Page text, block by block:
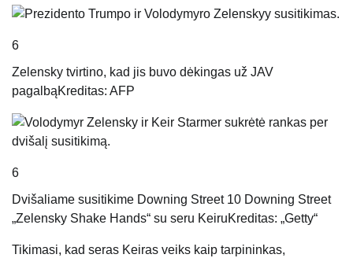
6
Zelensky tvirtino, kad jis buvo dėkingas už JAV
pagalbąKreditas: AFP
6
Dvišaliame susitikime Downing Street 10 Downing Street
„Zelensky Shake Hands“ su seru KeiruKreditas: „Getty“
Tikimasi, kad seras Keiras veiks kaip tarpininkas,